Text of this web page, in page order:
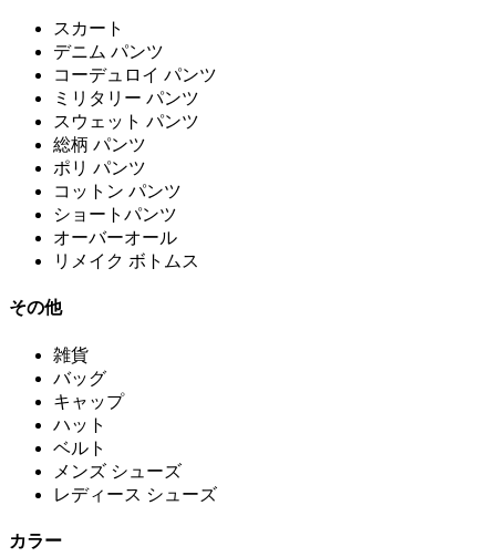
スカート
デニム パンツ
コーデュロイ パンツ
ミリタリー パンツ
スウェット パンツ
総柄 パンツ
ポリ パンツ
コットン パンツ
ショートパンツ
オーバーオール
リメイク ボトムス
その他
雑貨
バッグ
キャップ
ハット
ベルト
メンズ シューズ
レディース シューズ
カラー